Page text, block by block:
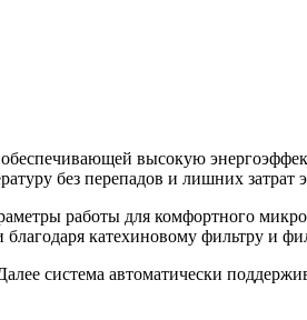
высокую
без перепадов и лишних затрат
работы для комфортного
катехиновому фильтру и
система автоматически